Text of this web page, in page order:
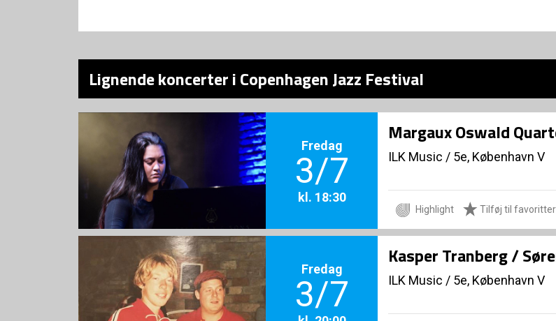
Lignende koncerter i Copenhagen Jazz Festival
Fredag
3/7
kl. 18:30
Margaux Oswald
ILK Music / 5e, København V
Highlight Tilføj til favoritter
Fredag
3/7
Kasper Tranberg /
ILK Music / 5e, København V